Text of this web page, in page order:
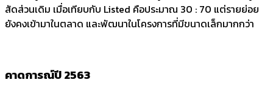
สัดส่วนเดิม เมื่อเทียบกับ Listed คือประมาณ 30 : 70 แต่รายย่อย
ยังคงเข้ามาในตลาด และพัฒนาในโครงการที่มีขนาดเล็กมากกว่า
คาดการณ์ปี 2563